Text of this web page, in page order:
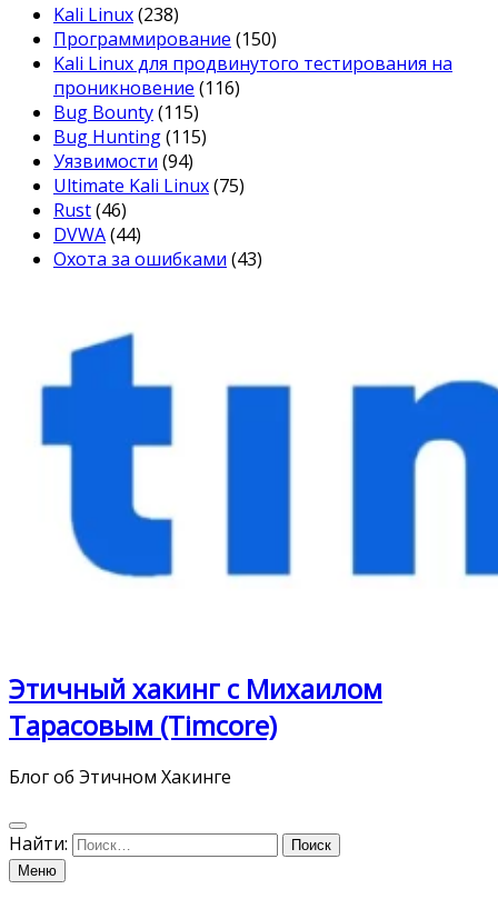
Kali Linux(238)
Программирование (150)
Kali Linux для продвинутого тестирования на
проникновение (116)
Bug Bounty(115)
Bug Hunting(115)
Уязвимости (94)
Ultimate Kali Linux(75)
Rust(46)
DVWA(44)
Охота за ошибками (43)
Этичный хакинг с Михаилом
Тарасовым (Timcore)
Блог об Этичном Хакинге
Найти:
Меню